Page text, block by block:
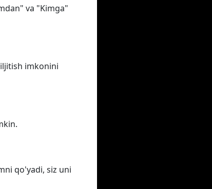
va "Kimga"
imkonini
qo'yadi, siz uni